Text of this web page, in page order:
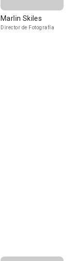
Marlin Skiles
Director de Fotografía